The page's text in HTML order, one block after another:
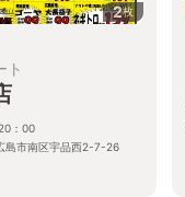
2枚
ト
：00
島市南区宇品西2-7-26